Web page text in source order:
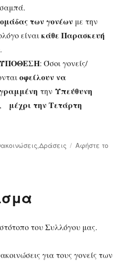
των γονέων με την
είναικάθε Παρασκευή
.
: Όσοι γονείς/
οφείλουν να
τηνΥπεύθυνη
μέχρι την Τετάρτη
,Δράσεις
Αφήστε το
του Συλλόγου μας.
για τους γονείς των